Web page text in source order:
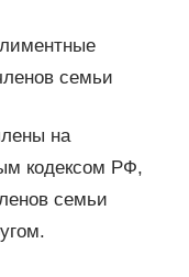
семьи
на
кодексом РФ,
семьи